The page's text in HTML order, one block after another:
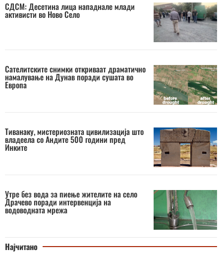
СДСМ: Десетина лица нападнале млади
активисти во Ново Село
Сателитските снимки откриваат драматично
намалување на Дунав поради сушата во
Европа
Тиванаку, мистериозната цивилизација што
владеела со Андите 500 години пред
Инките
Утре без вода за пиење жителите на село
Драчево поради интервенција на
водоводната мрежа
Најчитано